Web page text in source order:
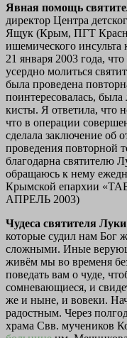
Явная помощь
директор Центра
Ящук (Крым, ПГТ
ишемического инсульта
21 января 2003 года,
усердно молиться
была проведена
поинтересовалась,
кисты. Я ответила, что
что в операции
сделала заключение об
проведения повторной
благодарна святителю
обращаюсь к нему
Крымской епархии
АПРЕЛЬ 2003)
Чудеса святителя
которые судил нам Бог
сложными. Иные
живём мы во временя
поведать вам о чуде,
сомневающиеся, и
же и ныне, и вовеки.
радостным. Через
храма Свв. мучеников